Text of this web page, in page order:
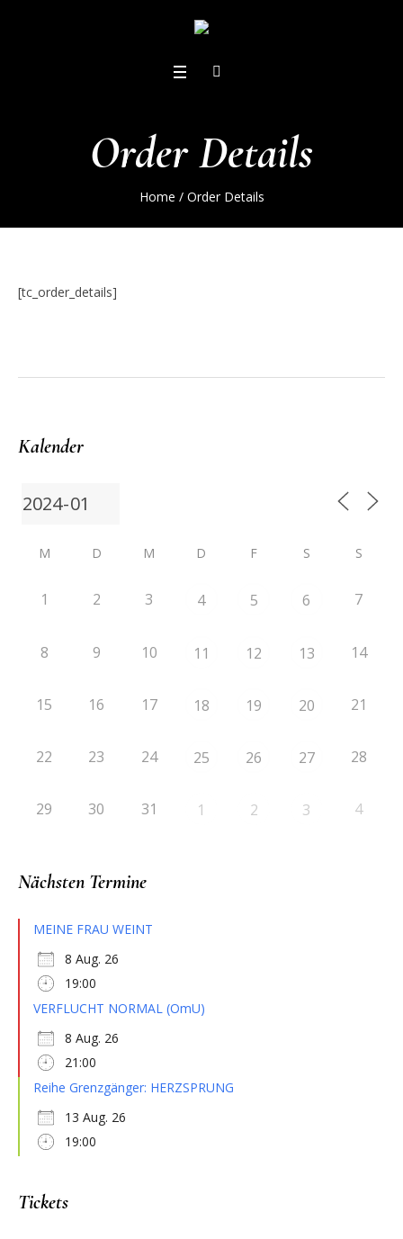
Order Details
Home / Order Details
[tc_order_details]
Kalender
M D M D F S S
1 2 3 4 5 6 7
8 9 10 11 12 13 14
15 16 17 18 19 20 21
22 23 24 25 26 27 28
29 30 31 1 2 3 4
Nächsten Termine
MEINE FRAU WEINT
8 Aug. 26
19:00
VERFLUCHT NORMAL (OmU)
8 Aug. 26
21:00
Reihe Grenzgänger: HERZSPRUNG
13 Aug. 26
19:00
Tickets